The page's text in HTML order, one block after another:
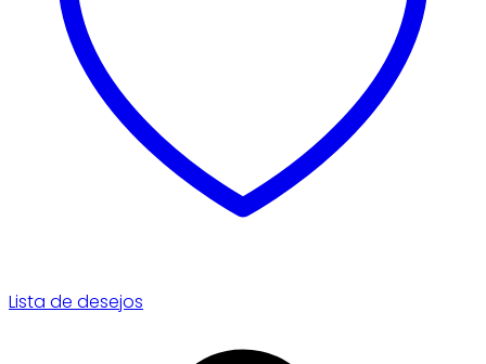
Lista de desejos